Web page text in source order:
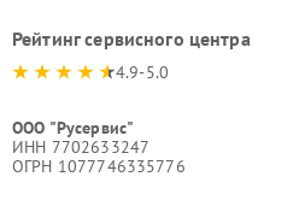
Рейтинг сервисного центра
4.9-5.0
ООО "Русервис"
ИНН 7702633247
ОГРН 1077746335776